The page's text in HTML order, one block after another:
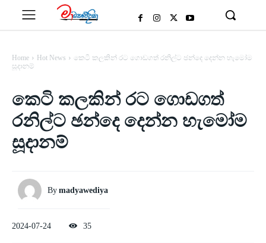
Home Hot News
කෙටි කලකින් රට ගොඩගත් රනිල්ට ඡන්දෙ දෙන්න හැමෝම
සූදානම්
කෙටි කලකින් රට ගොඩගත්
රනිල්ට ඡන්දෙ දෙන්න හැමෝම
සූදානම්
By madyawediya
2024-07-24 35